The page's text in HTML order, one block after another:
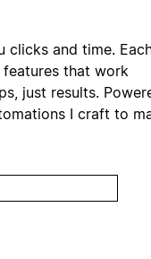
clicks and time.
that work
just results.
I craft to